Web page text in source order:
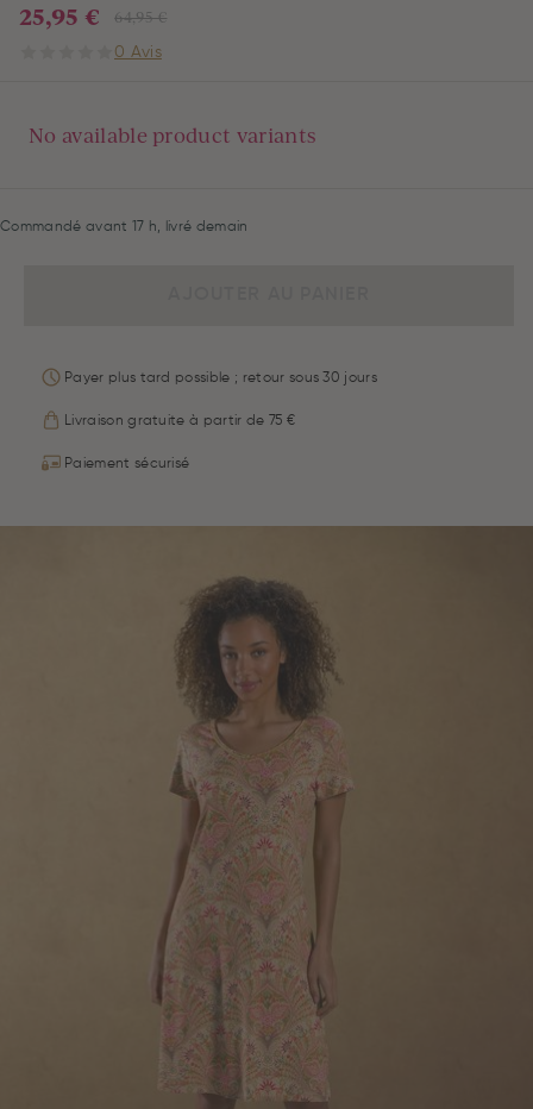
64,95 €
25,95 €
0 Avis
No available product variants
Commandé avant 17 h, livré demain
Payer plus tard possible ; retour sous 30 jours
Livraison gratuite à partir de 75 €
Paiement sécurisé